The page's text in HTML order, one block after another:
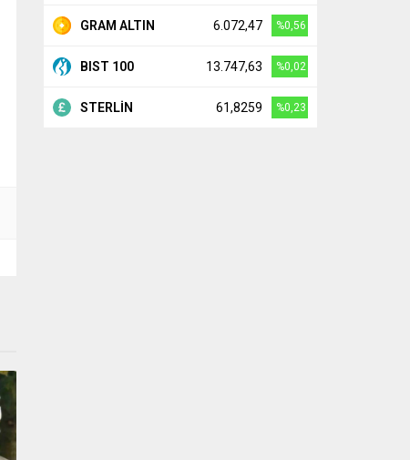
GRAM ALTIN 6.072,47 %0,56
BIST 100 13.747,63 %0,02
STERLİN 61,8259 %0,23